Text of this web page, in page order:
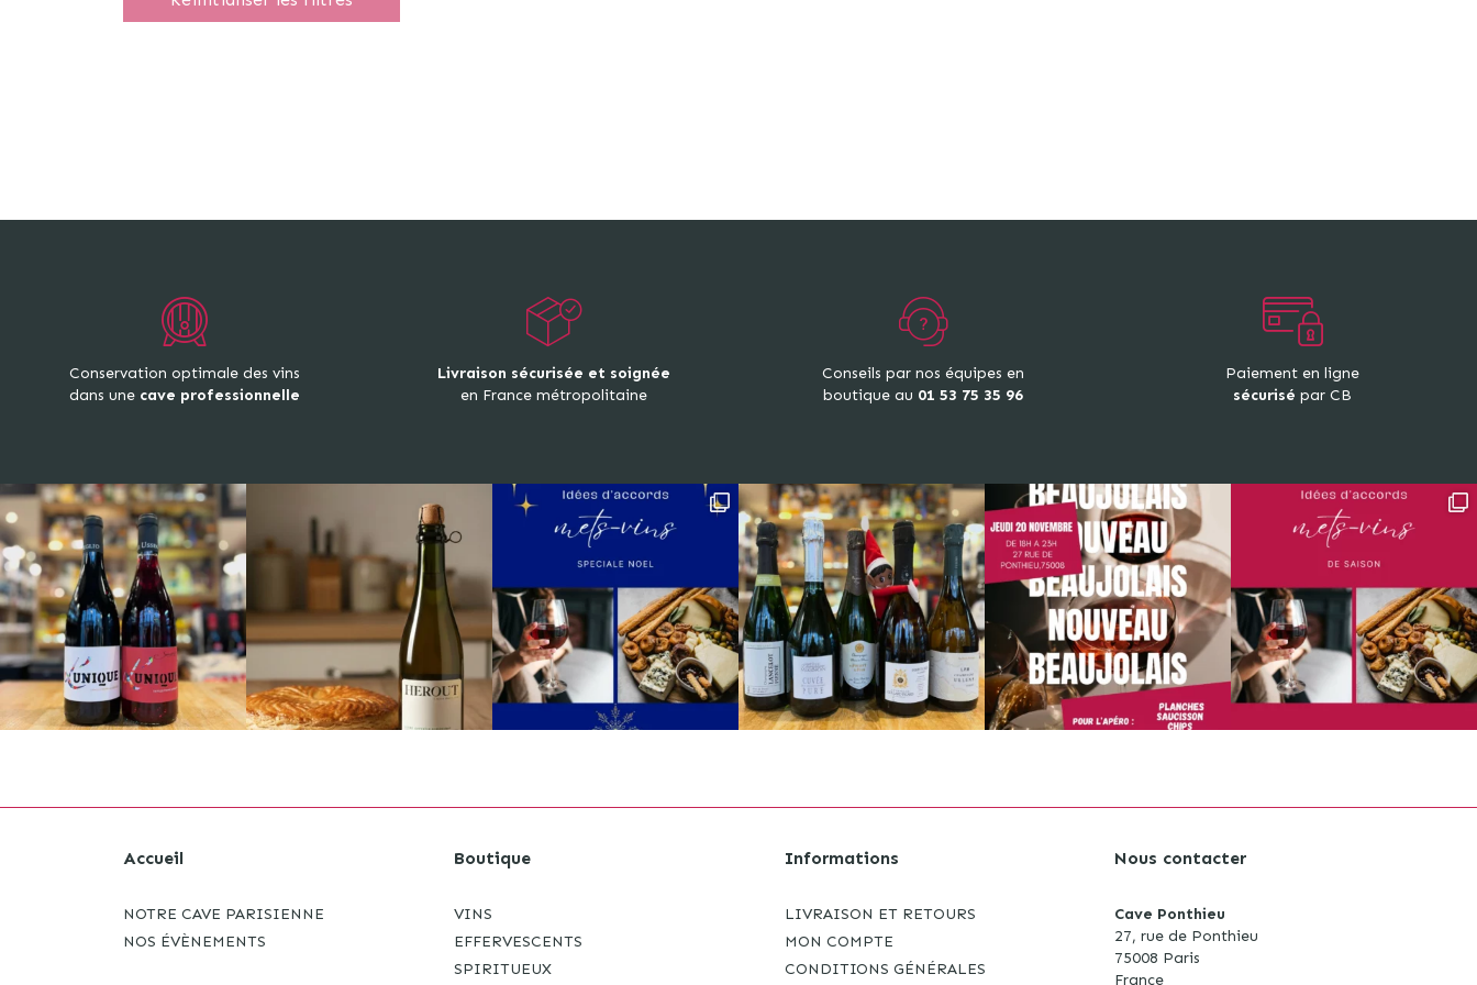
Conservation optimale des vins
dans une cave professionnelle
Livraison sécurisée et soignée
en France métropolitaine
Conseils par nos équipes en
boutique au 01 53 75 35 96
Paiement en ligne
sécurisé par CB
Accueil
NOTRE CAVE PARISIENNE
NOS ÉVÈNEMENTS
Boutique
VINS
EFFERVESCENTS
SPIRITUEUX
Informations
LIVRAISON ET RETOURS
MON COMPTE
CONDITIONS GÉNÉRALES
Nous contacter
Cave Ponthieu
27, rue de Ponthieu
75008 Paris
France